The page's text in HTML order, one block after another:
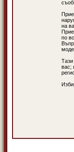
на
по
вас;